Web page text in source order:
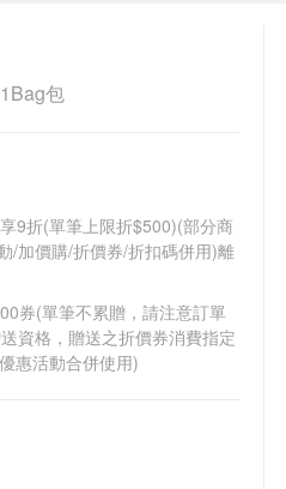
包
9折(單筆上限折$500)(部分商
/加價購/折價券/折扣碼併用)離
券(單筆不累贈，請注意訂單
資格，贈送之折價券消費指定
惠活動合併使用)